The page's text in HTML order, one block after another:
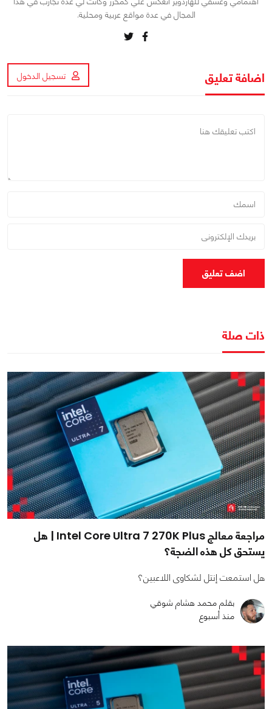
المجال في عدة مواقع عربية ومحلية.
اضافة تعليق تسجيل الدخول
اضف تعليق
ذات صلة
مراجعة معالج Intel Core Ultra 7 270K Plus | هل
يستحق كل هذه الضجة؟
هل استمعت إنتل لشكاوى اللاعبين؟
بقلم محمد هشام شوقي
منذ أسبوع